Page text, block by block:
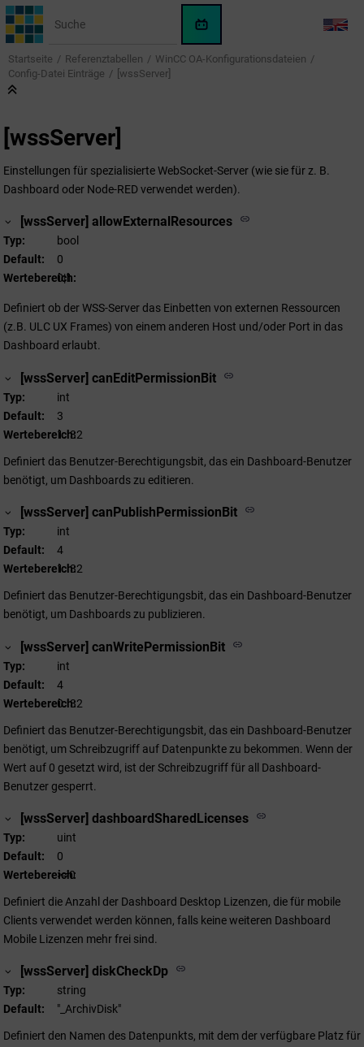
Springe zum Hauptinhalt
WinCC
OA
KI-
LANG
Startseite Referenztabellen WinCC OA-Konfigurationsdateien
Config-Datei Einträge
[wssServer]
[wssServer]
Einstellungen für spezialisierte WebSocket-Server (wie sie für z. B.
Dashboard oder Node-RED verwendet werden).
[wssServer] allowExternalResources
Typ
bool
Default
0
Wertebereich
0|1
Definiert ob der WSS-Server das Einbetten von externen Ressourcen
(z.B. ULC UX Frames) von einem anderen Host und/oder Port in das
Dashboard erlaubt.
[wssServer] canEditPermissionBit
Typ
int
Default
3
Wertebereich
1..32
Definiert das Benutzer-Berechtigungsbit, das ein Dashboard-Benutzer
benötigt, um Dashboards zu editieren.
[wssServer] canPublishPermissionBit
Typ
int
Default
4
Wertebereich
1..32
Definiert das Benutzer-Berechtigungsbit, das ein Dashboard-Benutzer
benötigt, um Dashboards zu publizieren.
[wssServer] canWritePermissionBit
Typ
int
Default
4
Wertebereich
0..32
Definiert das Benutzer-Berechtigungsbit, das ein Dashboard-Benutzer
benötigt, um Schreibzugriff auf Datenpunkte zu bekommen. Wenn der
Wert auf 0 gesetzt wird, ist der Schreibzugriff für all Dashboard-
Benutzer gesperrt.
[wssServer] dashboardSharedLicenses
Typ
uint
Default
0
Wertebereich
>=0
Definiert die Anzahl der Dashboard Desktop Lizenzen, die für mobile
Clients verwendet werden können, falls keine weiteren Dashboard
Mobile Lizenzen mehr frei sind.
[wssServer] diskCheckDp
Typ
string
Default
"_ArchivDisk"
Definiert den Namen des Datenpunkts, mit dem der verfügbare Platz für